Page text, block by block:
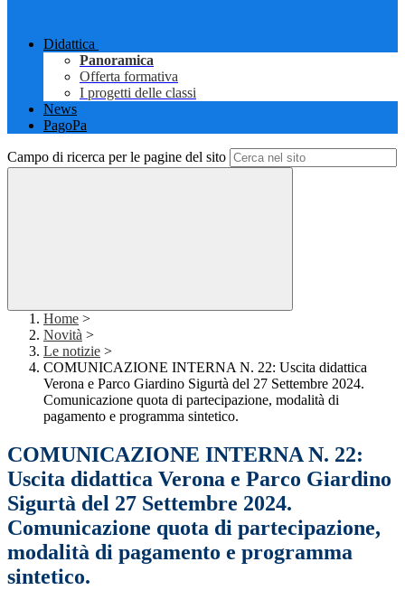
Didattica
Panoramica
Offerta formativa
I progetti delle classi
News
PagoPa
Campo di ricerca per le pagine del sito
Home >
Novità >
Le notizie >
COMUNICAZIONE INTERNA N. 22: Uscita didattica
Verona e Parco Giardino Sigurtà del 27 Settembre 2024.
Comunicazione quota di partecipazione, modalità di
pagamento e programma sintetico.
COMUNICAZIONE INTERNA N. 22:
Uscita didattica Verona e Parco Giardino
Sigurtà del 27 Settembre 2024.
Comunicazione quota di partecipazione,
modalità di pagamento e programma
sintetico.